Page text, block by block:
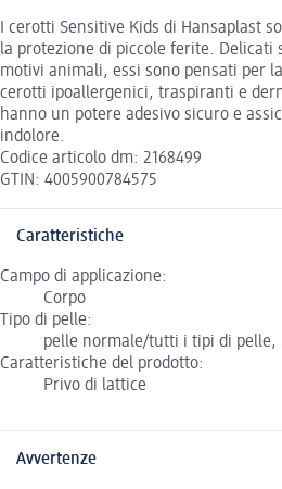
I cerotti Sensitive Kids di Hansaplast
la protezione di piccole ferite. Delicati
motivi animali, essi sono pensati per la
cerotti ipoallergenici, traspiranti e
hanno un potere adesivo sicuro e
indolore.
Codice articolo dm: 2168499
GTIN: 4005900784575
Caratteristiche
Campo di applicazione:
Corpo
Tipo di pelle:
pelle normale/tutti i tipi di pelle,
Caratteristiche del prodotto:
Privo di lattice
Avvertenze